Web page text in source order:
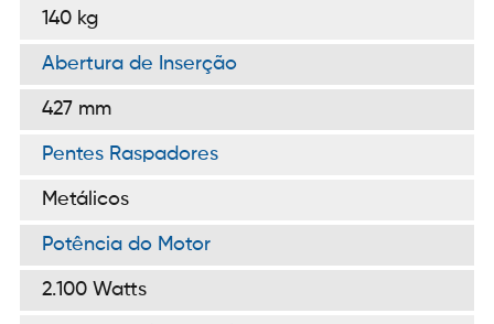
140 kg
Abertura de Inserção
427 mm
Pentes Raspadores
Metálicos
Potência do Motor
2.100 Watts